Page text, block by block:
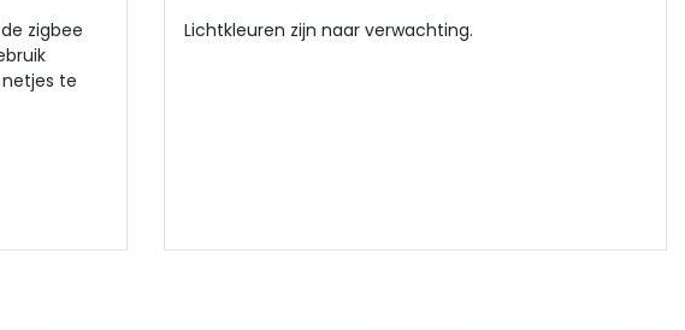
zigbee
te
Lichtkleuren zijn naar verwachting.